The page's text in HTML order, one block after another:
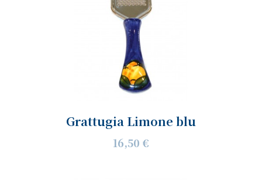
Grattugia Limone blu
16,50 €